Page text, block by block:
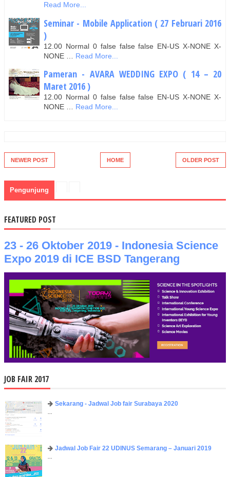
Read More...
Seminar - Mobile Application ( 27 Februari 2016
)
12.00 Normal 0 false false false EN-US X-NONE X-
NONE …
Read More...
Pameran - AVARA WEDDING EXPO ( 14 – 20
Maret 2016 )
12.00 Normal 0 false false false EN-US X-NONE X-
NONE … Read More...
NEWER POST OLDER POST
HOME
Pengunjung
FEATURED POST
23 - 26 Oktober 2019 - Indonesia Science
Expo 2019 di ICE BSD Tangerang
JOB FAIR 2017
Sekarang - Jadwal Job fair Surabaya 2020
Jadwal Job Fair 22 UDINUS Semarang – Januari 2019